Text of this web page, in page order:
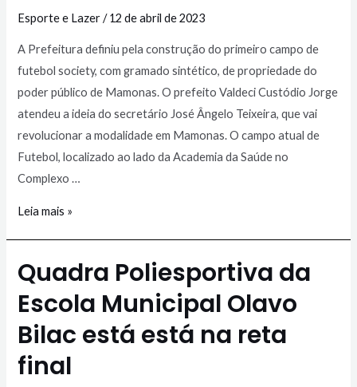
Esporte e Lazer/12 de abril de 2023
A Prefeitura definiu pela construção do primeiro campo de
futebol society, com gramado sintético, de propriedade do
poder público de Mamonas. O prefeito Valdeci Custódio Jorge
atendeu a ideia do secretário José Ângelo Teixeira, que vai
revolucionar a modalidade em Mamonas. O campo atual de
Futebol, localizado ao lado da Academia da Saúde no
Complexo …
Leia mais »
Quadra Poliesportiva da
Escola Municipal Olavo
Bilac está está na reta
final